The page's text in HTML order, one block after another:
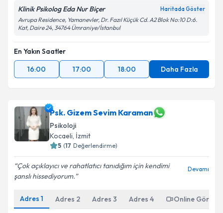
Klinik Psikolog Eda Nur Biçer Haritada Göster
Avrupa Residence, Yamanevler, Dr. Fazıl Küçük Cd. A2 Blok No:10 D:6.
Kat, Daire 24, 34764 Ümraniye/İstanbul
En Yakın Saatler
16:00
17:00 18:00 Daha Fazla
Psk. Gizem Sevim Karaman
Psikoloji
Kocaeli, İzmit
5 (17 Değerlendirme)
Çok açıklayıcı ve rahatlatıcı tanıdığım için kendimi
şanslı hissediyorum.
Devamı
Adres 1 Adres 2 Adres 3 Adres 4 Online